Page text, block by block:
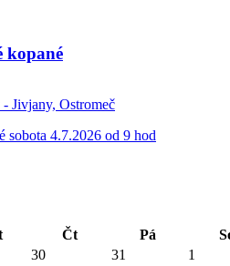
kopané
Jivjany, Ostromeč
4.7.2026 od 9 hod
Čt Pá
30 31 1